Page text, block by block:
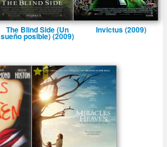
The Blind Side (Un
sueño posible) (2009)
Invictus (2009)
-